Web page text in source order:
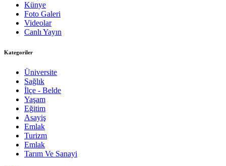
Künye
Foto Galeri
Videolar
Canlı Yayın
Kategoriler
Üniversite
Sağlık
İlçe - Belde
Yaşam
Eğitim
Asayiş
Emlak
Turizm
Emlak
Tarım Ve Sanayi